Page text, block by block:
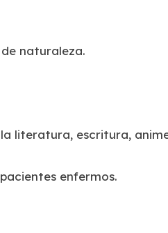
naturaleza.
literatura, escritura,
enfermos.